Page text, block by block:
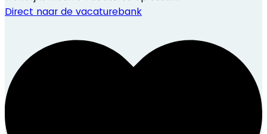
Direct naar de vacaturebank